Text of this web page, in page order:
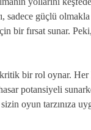
sadece güçlü
fırsat sunar.
bir rol oynar.
potansiyeli
oyun tarzınıza